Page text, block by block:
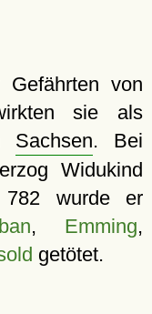
von
sie als
Sachsen. Bei
Widukind
782 wurde er
, Emming,
getötet.